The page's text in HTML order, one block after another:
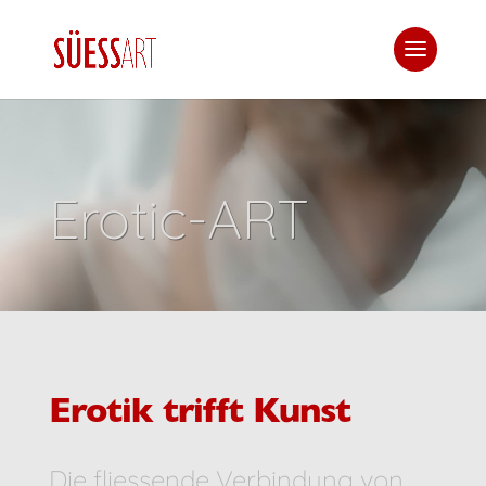
Erotic-ART
Erotik trifft Kunst
Die fliessende Verbindung von